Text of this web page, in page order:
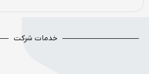
خدمات شرکت